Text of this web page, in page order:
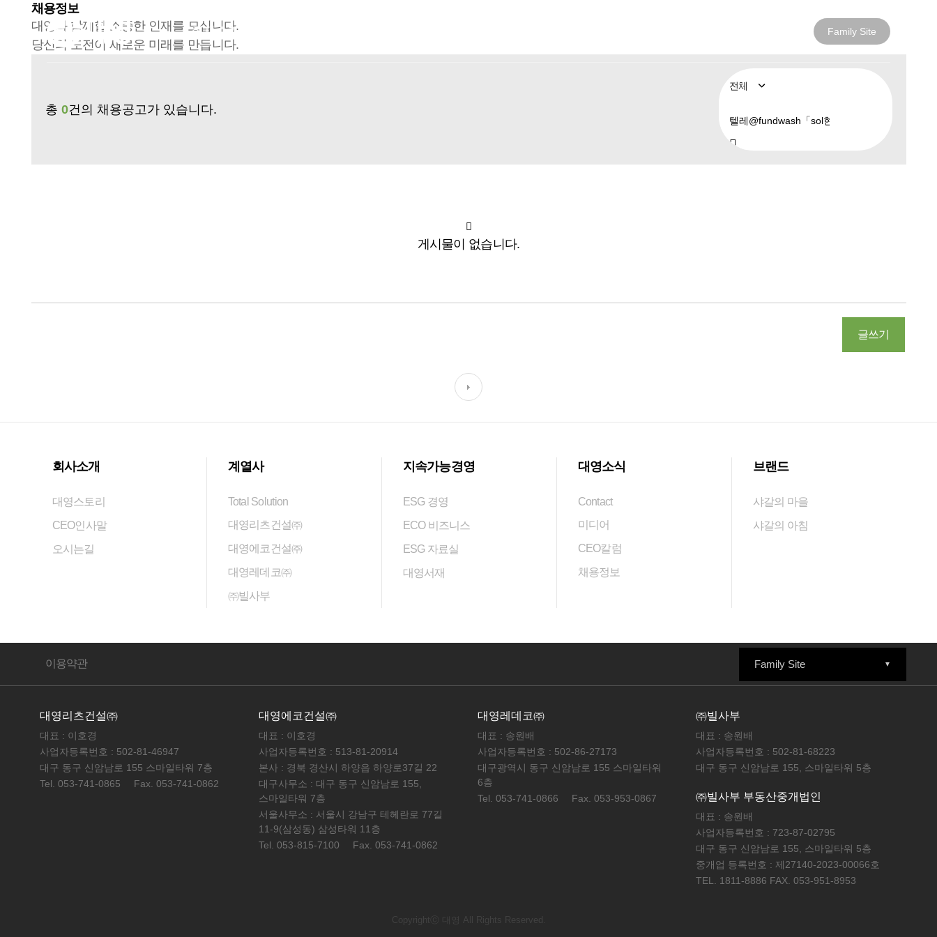
회사소개 Family Site
채용정보
대영과 함께할 소중한 인재를 모십니다.
당신의 도전이 새로운 미래를 만듭니다.
총 0건의 채용공고가 있습니다.
게시물이 없습니다.
글쓰기
회사소개
대영스토리
CEO인사말
오시는길
계열사
Total Solution
대영리츠건설㈜
대영에코건설㈜
대영레데코㈜
㈜빌사부
지속가능경영
ESG 경영
ECO 비즈니스
ESG 자료실
대영서재
대영소식
Contact
미디어
CEO칼럼
채용정보
브랜드
샤갈의 마을
샤갈의 아침
이용약관 Family Site
대영리츠건설㈜
대표 : 이호경
사업자등록번호 : 502-81-46947
대구 동구 신암남로 155 스마일타워 7층
Tel. 053-741-0865
Fax. 053-741-0862
대영에코건설㈜
대표 : 이호경
사업자등록번호 : 513-81-20914
본사 : 경북 경산시 하양읍 하양로37길 22
대구사무소 : 대구 동구 신암남로 155,
스마일타워 7층
서울사무소 : 서울시 강남구 테헤란로 77길
11-9(삼성동) 삼성타워 11층
Tel. 053-815-7100
Fax. 053-741-0862
대영레데코㈜
대표 : 송원배
사업자등록번호 : 502-86-27173
대구광역시 동구 신암남로 155 스마일타워
6층
Tel. 053-741-0866
Fax. 053-953-0867
㈜빌사부
대표 : 송원배
사업자등록번호 : 502-81-68223
대구 동구 신암남로 155, 스마일타워 5층
㈜빌사부 부동산중개법인
대표 : 송원배
사업자등록번호 : 723-87-02795
대구 동구 신암남로 155, 스마일타워 5층
중개업 등록번호 : 제27140-2023-00066호
TEL. 1811-8886 FAX. 053-951-8953
Copyrightⓒ 대영 All Rights Reserved.